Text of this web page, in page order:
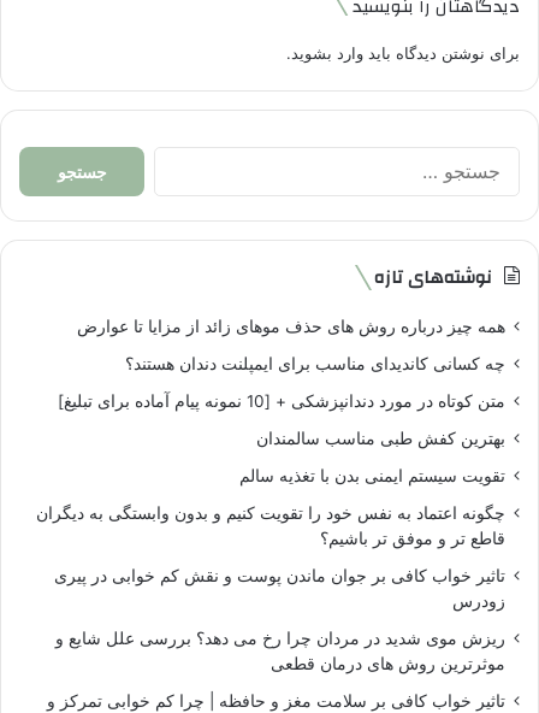
دیدگاهتان را بنویسید
برای نوشتن دیدگاه باید وارد بشوید.
جستجو
برای:
نوشته‌های تازه
همه چیز درباره روش های حذف موهای زائد از مزایا تا عوارض
چه کسانی کاندیدای مناسب برای ایمپلنت دندان هستند؟
متن کوتاه در مورد دندانپزشکی + [10 نمونه پیام آماده برای تبلیغ]
بهترین کفش طبی مناسب سالمندان
تقویت سیستم ایمنی بدن با تغذیه سالم
چگونه اعتماد به نفس خود را تقویت کنیم و بدون وابستگی به دیگران
قاطع تر و موفق تر باشیم؟
تاثیر خواب کافی بر جوان ماندن پوست و نقش کم خوابی در پیری
زودرس
ریزش موی شدید در مردان چرا رخ می دهد؟ بررسی علل شایع و
موثرترین روش های درمان قطعی
تاثیر خواب کافی بر سلامت مغز و حافظه | چرا کم خوابی تمرکز و